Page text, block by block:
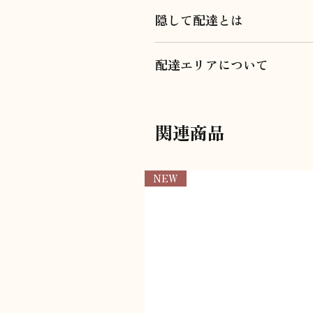
隠して配達とは
いただきます。
配達エリアについて
03-6274-6272
info@assygift.com
関連商品
NEW